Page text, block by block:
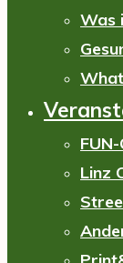
Was
Linz